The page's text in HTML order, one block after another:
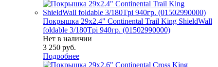
Покрышка 29x2.4" Continental Trail King ShieldWall
foldable 3/180Tpi 940гр. (01502990000)
Нет в наличии
3 250 руб.
Подробнее